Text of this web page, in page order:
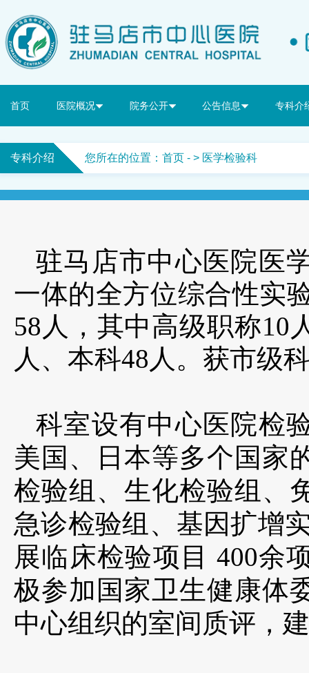
首页 医院概况 院务公开 公告信息 专科介
专科介绍 您所在的位置： 首页 - > 医学检验科
驻马店市中心医院医
一体的全方位综合性实
58人，其中高级职称10
人、本科48人。获市级
科室设有中心医院检
美国、日本等多个国家
检验组、生化检验组、
急诊检验组、基因扩增
展临床检验项目 400余
极参加国家卫生健康体
中心组织的室间质评，